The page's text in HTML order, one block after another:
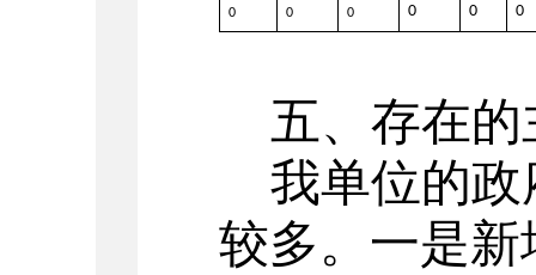
0 0 0 0 0 0
五、存在
我单位的
较多。一是新